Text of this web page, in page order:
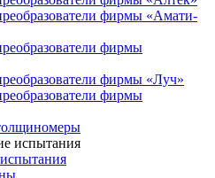
фирмы «Амати-
фирмы
фирмы «Луч»
фирмы